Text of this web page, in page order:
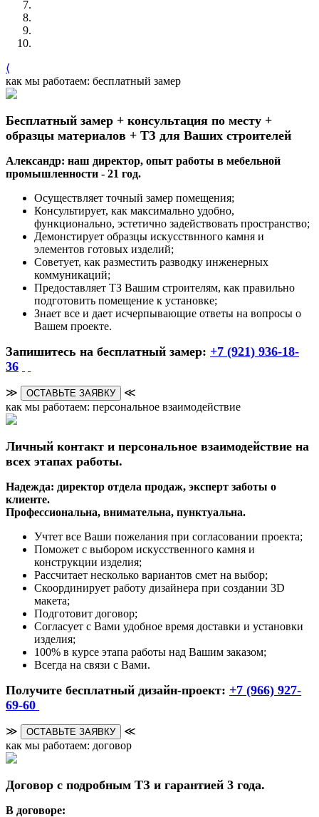
⟨
как мы работаем: бесплатный замер
Бесплатный замер + консультация по месту +
образцы материалов + ТЗ для Ваших строителей
Александр: наш директор, опыт работы в мебельной
промышленности - 21 год.
Осуществляет точный замер помещения;
Консультирует, как максимально удобно,
функционально, эстетично задействовать пространство;
Демонстирует образцы искусствнного камня и
элементов готовых изделий;
Советует, как разместить разводку инженерных
коммуникаций;
Предоставляет ТЗ Вашим строителям, как правильно
подготовить помещение к установке;
Знает все и дает исчерпывающие ответы на вопросы о
Вашем проекте.
Запишитесь на бесплатный замер: +7 (921) 936-18-
36
≫ ОСТАВЬТЕ ЗАЯВКУ
≪
как мы работаем: персональное взаимодействие
Личный контакт и персональное взаимодействие на
всех этапах работы.
Надежда: директор отдела продаж, эксперт заботы о
клиенте.
Профессиональна, внимательна, пунктуальна.
Учтет все Ваши пожелания при согласовании проекта;
Поможет с выбором искусственного камня и
конструкции изделия;
Рассчитает несколько вариантов смет на выбор;
Скоординирует работу дизайнера при создании 3D
макета;
Подготовит договор;
Согласует с Вами удобное время доставки и установки
изделия;
100% в курсе этапа работы над Вашим заказом;
Всегда на связи с Вами.
Получите бесплатный дизайн-проект: +7 (966) 927-
69-60
≫ ОСТАВЬТЕ ЗАЯВКУ
≪
как мы работаем: договор
Договор с подробным ТЗ и гарантией 3 года.
В договоре: